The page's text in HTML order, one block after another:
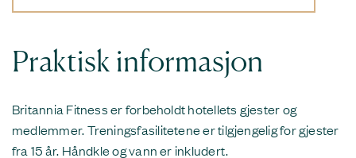
Praktisk informasjon
Britannia Fitness er forbeholdt hotellets gjester og
medlemmer. Treningsfasilitetene er tilgjengelig for gjester
fra 15 år. Håndkle og vann er inkludert.